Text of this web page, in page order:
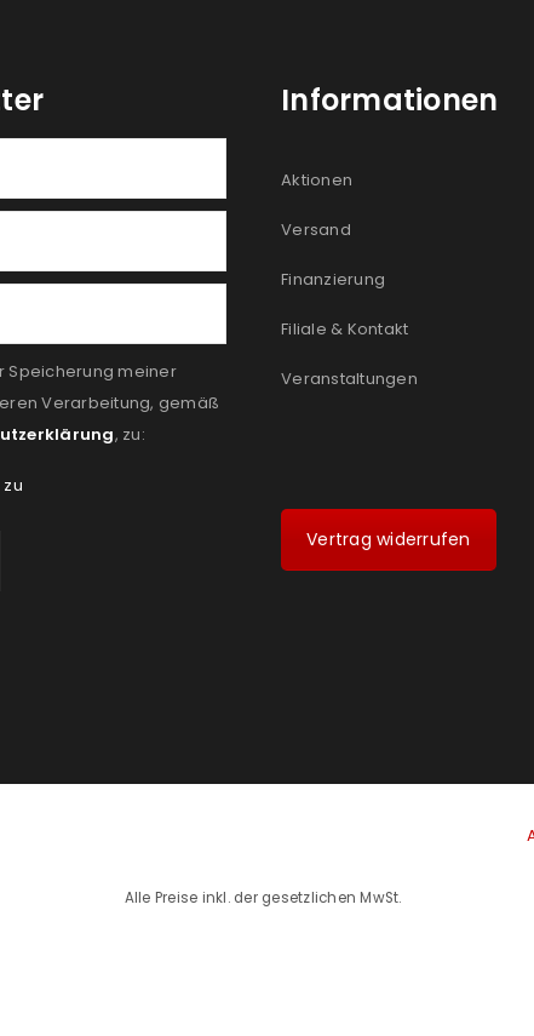
Speicherung meiner
Verarbeitung, gemäß
, zu:
Informationen
Aktionen
Versand
Finanzierung
Filiale & Kontakt
Veranstaltungen
Vertrag widerrufen
Alle Preise inkl. der gesetzlichen MwSt.